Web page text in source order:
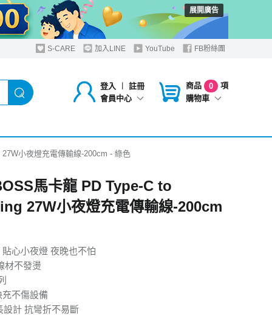
展開廣告
S-CARE 加入LINE YouTube FB粉絲團
登入 ︱
註冊
會員中心
商品 0
項
購物車
小夜燈充電傳輸線-200cm - 綠色
馬卡龍 PD Type-C to
27W小夜燈充電傳輸線-200cm
心小夜燈 夜晚也不怕
材不發燙
不傷設備
設計 抗彎折不易斷